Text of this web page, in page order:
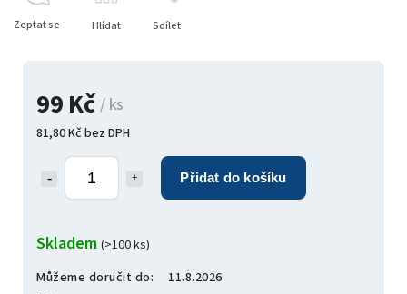
99 Kč/ ks
81,80 Kč bez DPH
Přidat do košíku
Skladem (>100 ks)
Můžeme doručit do:
11.8.2026
Zeptat se Hlídat Sdílet